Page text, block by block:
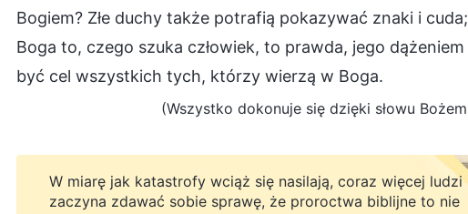
Bogiem? Złe duchy także potrafią pokazywać znaki i
Boga to, czego szuka człowiek, to prawda, jego
być cel wszystkich tych, którzy wierzą w Boga.
(Wszystko dokonuje się dzięki słowu
W miarę jak katastrofy wciąż się nasilają, coraz więcej ludzi
zaczyna zdawać sobie sprawę, że proroctwa biblijne to nie